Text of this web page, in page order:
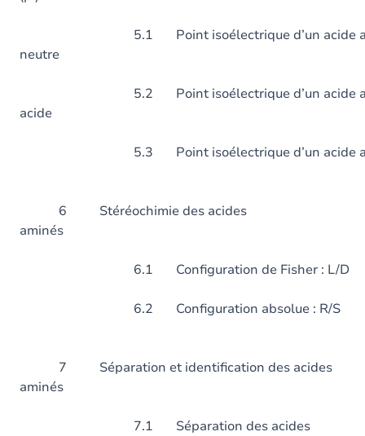
5.1 Point isoélectrique d’un acide
neutre
5.2 Point isoélectrique d’un acide
acide
5.3 Point isoélectrique d’un acide
6 Stéréochimie des acides
aminés
6.1 Configuration de
6.2 Configuration
7 Séparation et identification des acides
aminés
7.1 Séparation des acides